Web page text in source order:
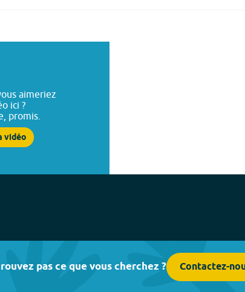
aimeriez
ici ?
promis.
vidéo
pas ce que vous cherchez ? Contactez-